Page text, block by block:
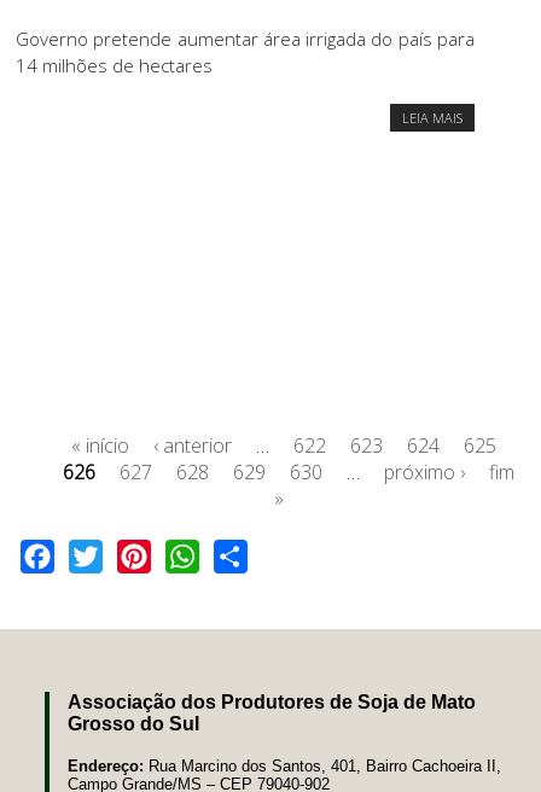
Governo pretende aumentar área irrigada do país para
14 milhões de hectares
LEIA MAIS
« início ‹ anterior … 622 623 624
625
626
627 628 629 630 … próximo ›
fim
»
Facebook
Twitter PinterestWhatsApp
Associação dos Produtores de Soja de Mato
Grosso do Sul
Endereço: Rua Marcino dos Santos, 401, Bairro Cachoeira II,
Campo Grande/MS – CEP 79040-902